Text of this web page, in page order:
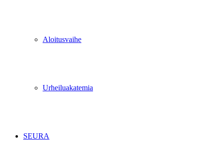
Aloitusvaihe
Urheiluakatemia
SEURA